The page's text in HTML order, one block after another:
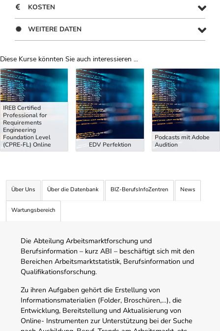
KOSTEN
WEITERE DATEN
Diese Kurse könnten Sie auch interessieren ...
Uber Weiterbildungsvorschläge
IREB Certified
Professional for
Requirements
Engineering
Foundation Level
(CPRE-FL) Online
EDV Perfektion
Podcasts mit Adobe
Audition
Über Uns Über die Datenbank BIZ-BerufsInfoZentren News
Wartungsbereich
Die Abteilung Arbeitsmarktforschung und
Berufsinformation – kurz ABI – beschäftigt sich mit den
Bereichen Arbeitsmarktstatistik, Berufsinformation und
Qualifikationsforschung.
Zu ihren Aufgaben gehört die Erstellung von
Informationsmaterialien (Folder, Broschüren,…), die
Entwicklung, Bereitstellung und Aktualisierung von
Online- Instrumenten zur Unterstützung bei der Suche